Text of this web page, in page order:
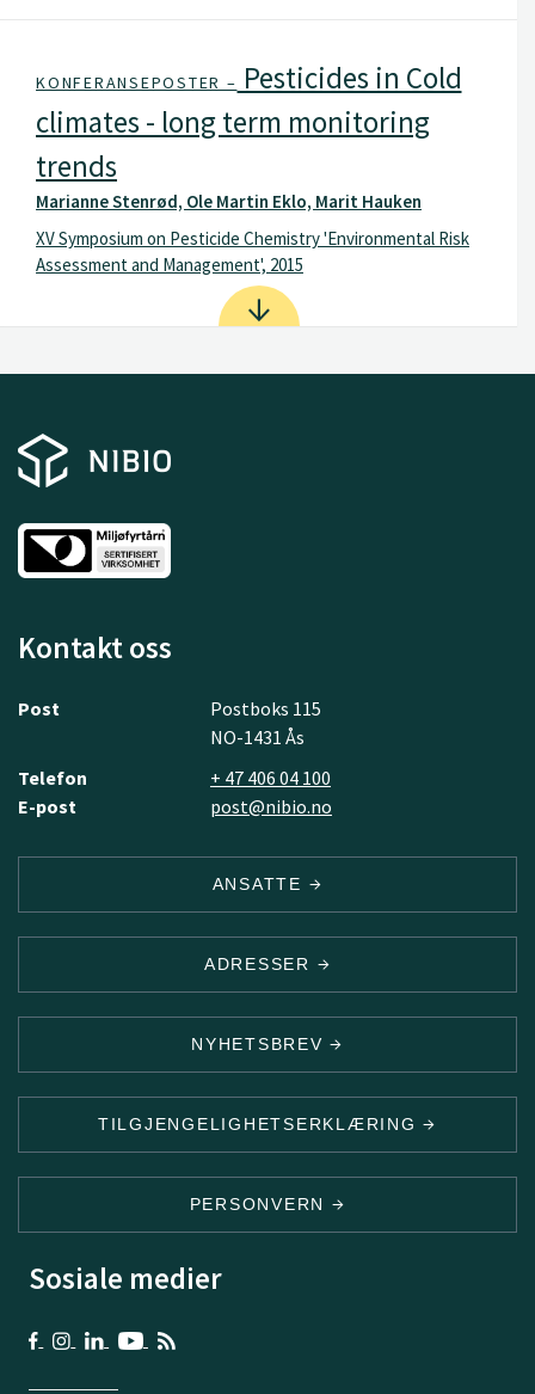
KONFERANSEPOSTER – Pesticides in Cold
climates - long term monitoring
trends
Marianne Stenrød, Ole Martin Eklo, Marit Hauken
XV Symposium on Pesticide Chemistry 'Environmental Risk
Assessment and Management', 2015
Kontakt oss
Post
Postboks 115
NO-1431 Ås
Telefon
+ 47 406 04 100
E-post
post@nibio.no
ANSATTE
ADRESSER
NYHETSBREV
TILGJENGELIGHETSERKLÆRING
PERSONVERN
Sosiale medier